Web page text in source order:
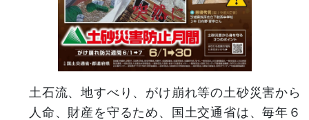
土石流、地すべり、がけ崩れ等の土砂災害から
人命、財産を守るため、国土交通省は、毎年６